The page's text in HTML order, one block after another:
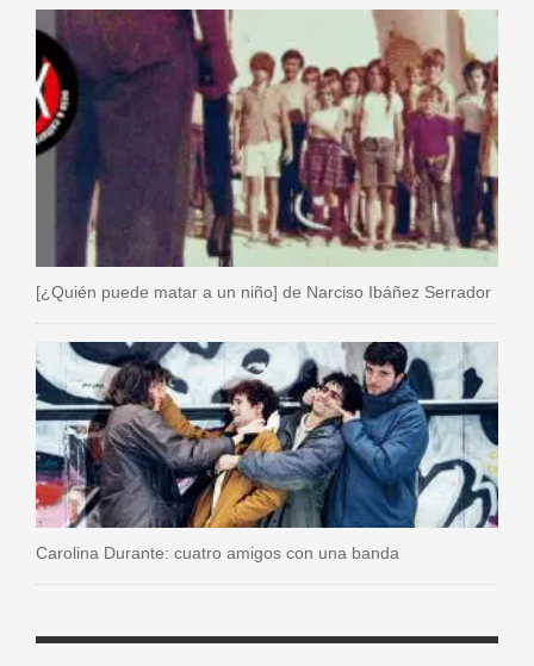
[¿Quién puede matar a un niño] de Narciso Ibáñez Serrador
Carolina Durante: cuatro amigos con una banda